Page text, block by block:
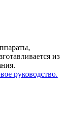
из
руководство.